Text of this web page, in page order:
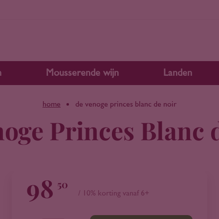
Mousserende wijn Landen
home de venoge princes blanc de noir
Princes Blanc
98 50
/ 10% korting vanaf 6+